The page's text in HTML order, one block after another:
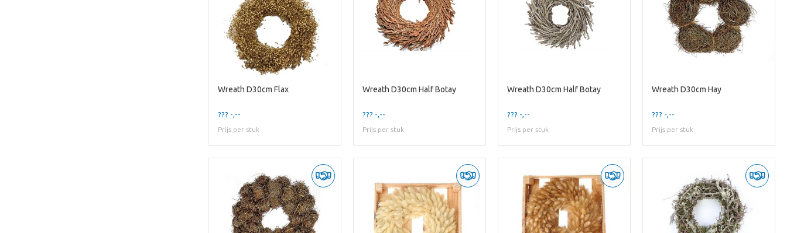
Wreath D30cm Flax
??? -,--
Prijs per stuk
Wreath D30cm Half Botay
??? -,--
Prijs per stuk
Wreath D30cm Half Botay
??? -,--
Prijs per stuk
Wreath D30cm Hay
??? -,--
Prijs per stuk